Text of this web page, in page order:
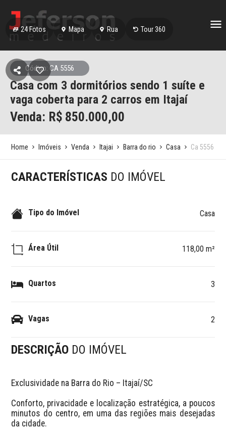
24Fotos Mapa Rua Tour 360
Código: CA 5556
Casa com 3 dormitórios sendo 1 suíte e
vaga coberta para 2 carros em Itajaí
Venda: R$ 850.000,00
Home Imóveis Venda Itajai Barra do rio Casa Ca 5556
CARACTERÍSTICAS DO IMÓVEL
Tipo do Imóvel Casa
Área Útil 118,00 m²
Quartos 3
Vagas 2
DESCRIÇÃO DO IMÓVEL
Exclusividade na Barra do Rio – Itajaí/SC
Conforto, privacidade e localização estratégica, a poucos
minutos do centro, em uma das regiões mais desejadas
da cidade.